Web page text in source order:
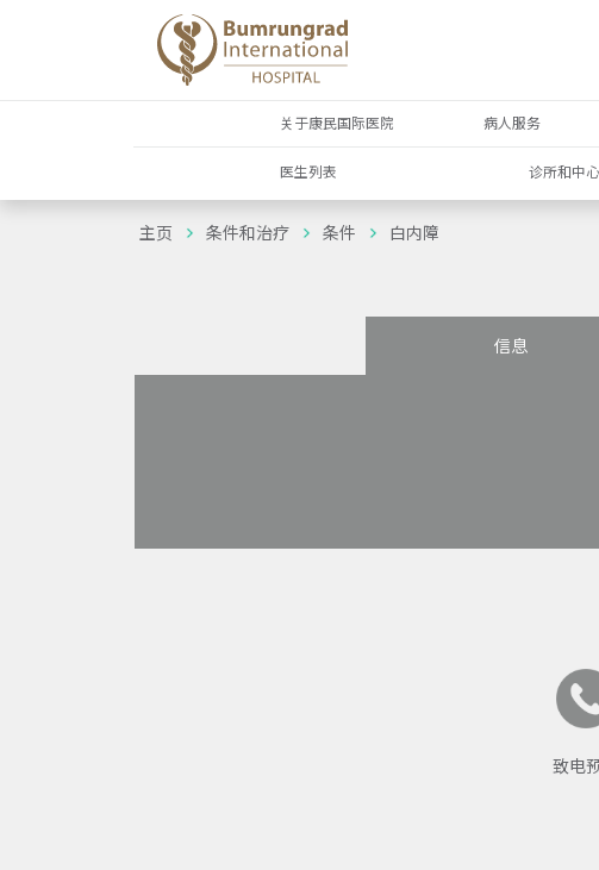
关于康民国际医院 病人服务
医生列表 诊所和中心
主页 条件和治疗 条件 白内障
信息
致电